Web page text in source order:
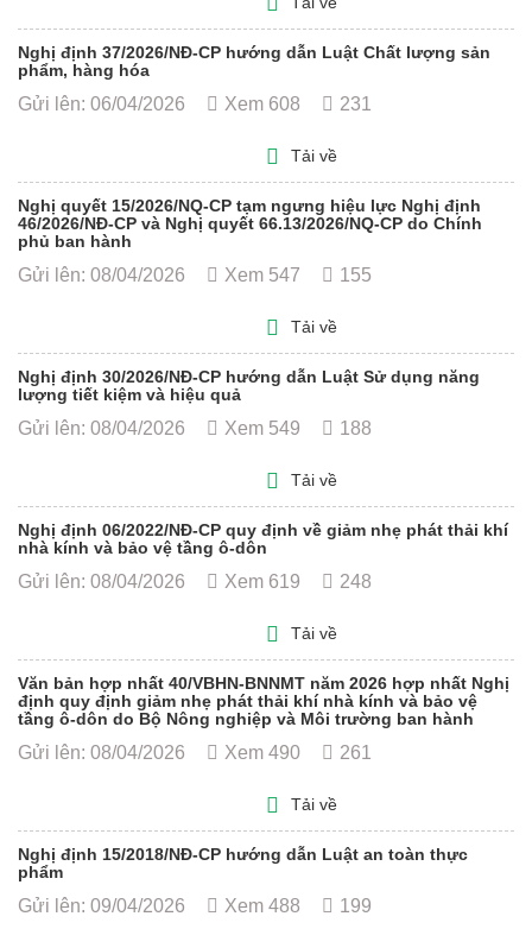
Nghị định 37/2026/NĐ-CP hướng dẫn Luật Chất lượng sản
phẩm, hàng hóa
Gửi lên: 06/04/2026 Xem 608 231
Tải về
Nghị quyết 15/2026/NQ-CP tạm ngưng hiệu lực Nghị định
46/2026/NĐ-CP và Nghị quyết 66.13/2026/NQ-CP do Chính
phủ ban hành
Gửi lên: 08/04/2026 Xem 547 155
Tải về
Nghị định 30/2026/NĐ-CP hướng dẫn Luật Sử dụng năng
lượng tiết kiệm và hiệu quả
Gửi lên: 08/04/2026 Xem 549 188
Tải về
Nghị định 06/2022/NĐ-CP quy định về giảm nhẹ phát thải khí
nhà kính và bảo vệ tầng ô-dôn
Gửi lên: 08/04/2026 Xem 619 248
Tải về
Văn bản hợp nhất 40/VBHN-BNNMT năm 2026 hợp nhất Nghị
định quy định giảm nhẹ phát thải khí nhà kính và bảo vệ
tầng ô-dôn do Bộ Nông nghiệp và Môi trường ban hành
Gửi lên: 08/04/2026 Xem 490 261
Tải về
Nghị định 15/2018/NĐ-CP hướng dẫn Luật an toàn thực
phẩm
Gửi lên: 09/04/2026 Xem 488 199